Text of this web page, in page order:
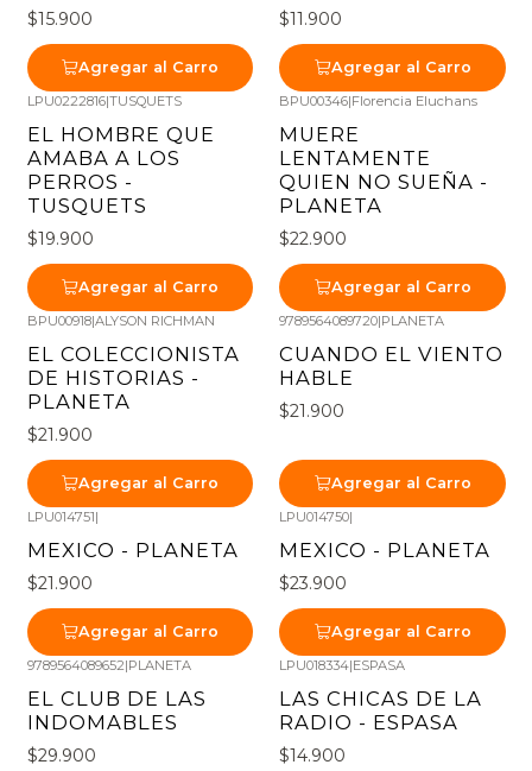
$15.900
Agregar al Carro
$11.900
Agregar al Carro
LPU0222816|TUSQUETS
EL HOMBRE QUE
AMABA A LOS
PERROS -
TUSQUETS
$19.900
Agregar al Carro
BPU00346|Florencia Eluchans
MUERE
LENTAMENTE
QUIEN NO SUEÑA -
PLANETA
$22.900
Agregar al Carro
BPU00918|ALYSON RICHMAN
EL COLECCIONISTA
DE HISTORIAS -
PLANETA
$21.900
Agregar al Carro
9789564089720|PLANETA
CUANDO EL VIENTO
HABLE
$21.900
Agregar al Carro
LPU014751|
MEXICO - PLANETA
$21.900
Agregar al Carro
LPU014750|
MEXICO - PLANETA
$23.900
Agregar al Carro
9789564089652|PLANETA
EL CLUB DE LAS
INDOMABLES
$29.900
LPU018334|ESPASA
LAS CHICAS DE LA
RADIO - ESPASA
$14.900